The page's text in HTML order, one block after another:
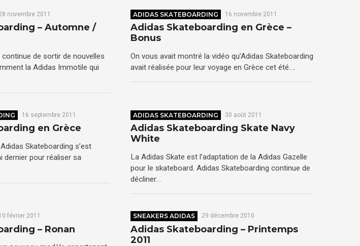
novembre 2011
– Automne /
de sortir de nouvelles
la Adidas Immotile qui
ADIDAS SKATEBOARDING 16 novembre 2011
Adidas Skateboarding en Grèce –
Bonus
On vous avait montré la vidéo qu’Adidas Skateboarding
avait réalisée pour leur voyage en Grèce cet été….
16 septembre 2011
en Grèce
Skateboarding s’est
dernier pour réaliser sa
ADIDAS SKATEBOARDING 30 août 2011
Adidas Skateboarding Skate Navy
White
La Adidas Skate est l’adaptation de la Adidas Gazelle
pour le skateboard. Adidas Skateboarding continue de
décliner…
février 2011
– Ronan
SNEAKERS ADIDAS 29 décembre 2010
Adidas Skateboarding – Printemps
2011